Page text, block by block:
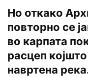
Но откако
повторно се
во карпата
расцеп
навртена